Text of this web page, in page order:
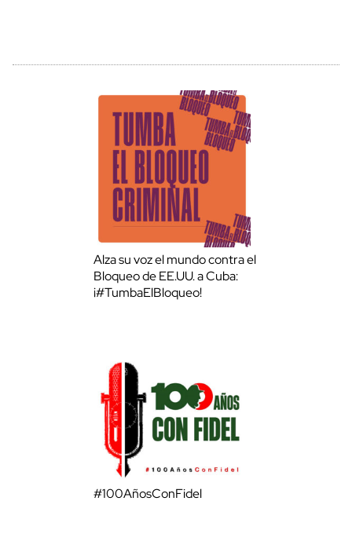
Alza su voz el mundo contra el
Bloqueo de EE.UU. a Cuba:
¡#TumbaElBloqueo!
#100AñosConFidel